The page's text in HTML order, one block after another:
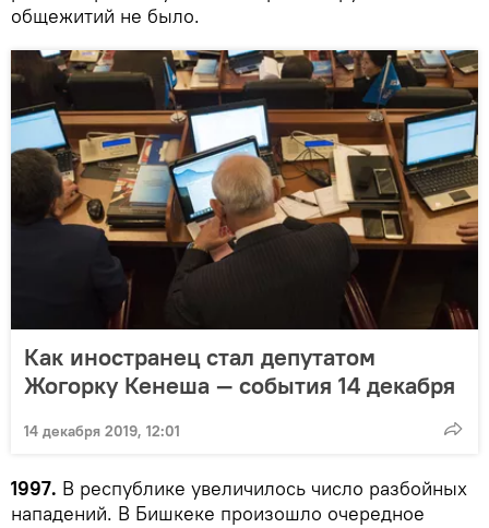
общежитий не было.
Как иностранец стал депутатом
Жогорку Кенеша — события 14 декабря
14 декабря 2019, 12:01
1997. В республике увеличилось число разбойных
нападений. В Бишкеке произошло очередное